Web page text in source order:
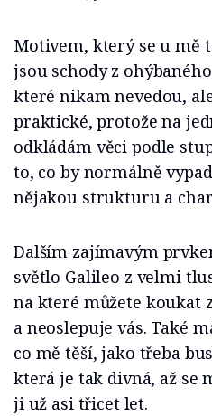
Motivem, který se u mě
jsou schody z
které nikam nevedou,
praktické, protože na
odkládám věci podle
to, co by normálně
nějakou strukturu a
Dalším zajímavým
světlo Galileo z velmi
na které můžete koukat
a neoslepuje vás. Také
co mě těší, jako třeba
která je tak divná, až se
ji už asi třicet let.